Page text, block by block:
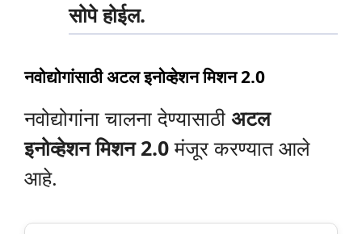
सोपे होईल.
नवोद्योगांसाठी अटल इनोव्हेशन मिशन 2.0
नवोद्योगांना चालना देण्यासाठी अटल
इनोव्हेशन मिशन 2.0मंजूर करण्यात आले
आहे.